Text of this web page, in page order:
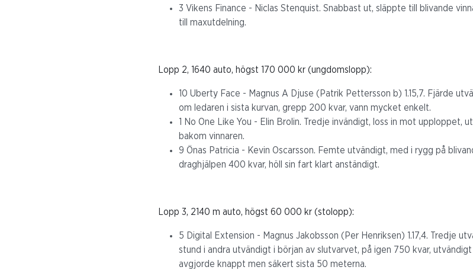
3 Vikens Finance - Niclas Stenquist. Snabbast ut, släppte till blivande
till maxutdelning.
Lopp 2, 1640 auto, högst 170 000 kr (ungdomslopp):
10 Uberty Face - Magnus A Djuse (Patrik Pettersson b) 1.15,7. Fjärde
om ledaren i sista kurvan, grepp 200 kvar, vann mycket enkelt.
1 No One Like You - Elin Brolin. Tredje invändigt, loss in mot upploppet,
bakom vinnaren.
9 Önas Patricia - Kevin Oscarsson. Femte utvändigt, med i rygg på
draghjälpen 400 kvar, höll sin fart klart anständigt.
Lopp 3, 2140 m auto, högst 60 000 kr (stolopp):
5 Digital Extension - Magnus Jakobsson (Per Henriksen) 1.17,4. Tredje
stund i andra utvändigt i början av slutvarvet, på igen 750 kvar,
avgjorde knappt men säkert sista 50 meterna.